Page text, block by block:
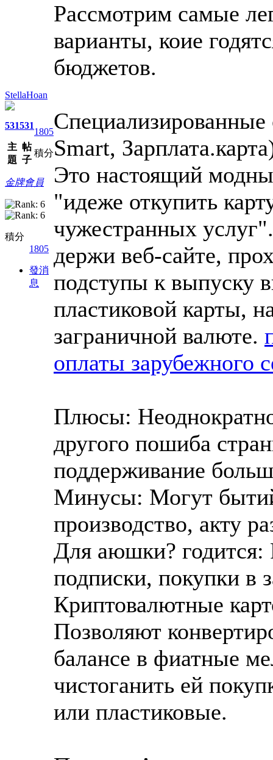
StellaHoan
531
主
題
531
帖
子
1805
積分
金牌會員
積分
1805
發消
息
Рассмотрим самые
варианты, коие
бюджетов.
Smart,
Это настоящий
"идеже откупить
чужестранных
держи веб-сайте,
подступы к выпуску
пластиковой карты,
заграничной валюте.
оплаты зарубежного
Плюсы:
другого пошиба
поддерживание
Минусы: Могут
производство, акту
Для аюшки? годится:
подписки, покупки в
Криптовалютные
Позволяют
балансе в фиатные
чистоганить ей
или пластиковые.